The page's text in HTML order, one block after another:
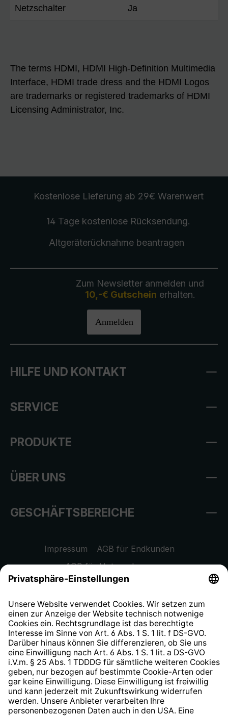
Netzschalter Ja
The terms HDMI, HDMI High-Definition Multimedia
Interface, HDMI trade dress and the HDMI Logos
are trademarks or registered trademarks of HDMI
Licensing Administrator, Inc.
Kostenlose Lieferung ab 29€ Warenwert
14 Tage kostenlose Rücksendung.
Altgeräterücknahmebeantragen
Zum Newsletter anmelden und
10,-€ Gutschein erhalten.
Anmelden
HILFE UND KONTAKT
SERVICE
PRODUKTE
ÜBER UNS
GESCHÄFTSBEREICHE
Impressum
AGB für Endkunden
AGB für Unternehmen
Datenschutzhinweis
Widerrufsrecht
Hinweisgeberschutzsystem
Barrierefreiheit